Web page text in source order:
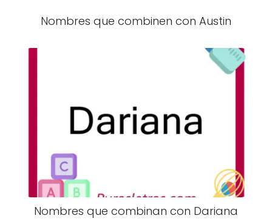
Nombres que combinen con Austin
Nombres que combinan con Dariana